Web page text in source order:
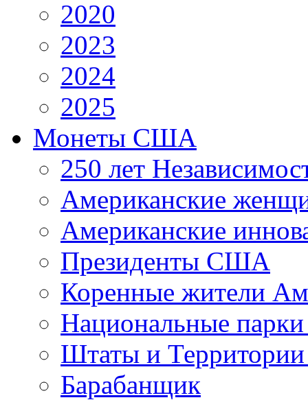
2020
2023
2024
2025
Монеты США
250 лет
Американские
Американские
Президенты США
Коренные жители
Национальные
Штаты и
Барабанщик